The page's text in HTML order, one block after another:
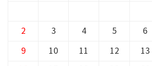
2 3 4 5 6
9 10 11 12 13